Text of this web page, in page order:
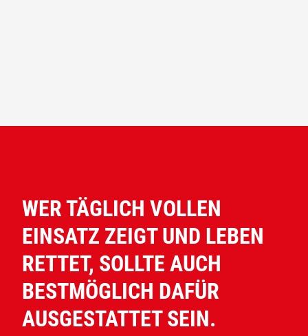
WER TÄGLICH VOLLEN
EINSATZ ZEIGT UND LEBEN
RETTET, SOLLTE AUCH
BESTMÖGLICH DAFÜR
AUSGESTATTET SEIN.